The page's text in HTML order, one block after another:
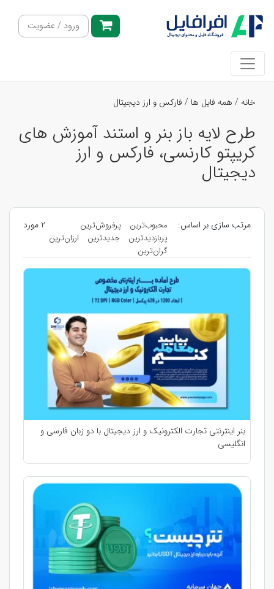
ورود / عضویت
خانه / همه فایل ها / فارکس و ارز دیجیتال
طرح لایه باز بنر و استند آموزش های
کریپتو کارنسی، فارکس و ارز
دیجیتال
مرتب سازی بر اساس: محبوب‌ترین
پرفروش‌ترین
پربازدیدترین
جدیدترین
ارزان‌ترین
گران‌ترین
2 مورد
بنر اینترنتی تجارت الکترونیک و ارز دیجیتال با دو زبان فارسی و
انگلیسی